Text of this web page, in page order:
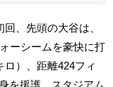
、先頭の大谷は、
ーシームを豪快に打
）、距離424フィ
を援護。スタジアム